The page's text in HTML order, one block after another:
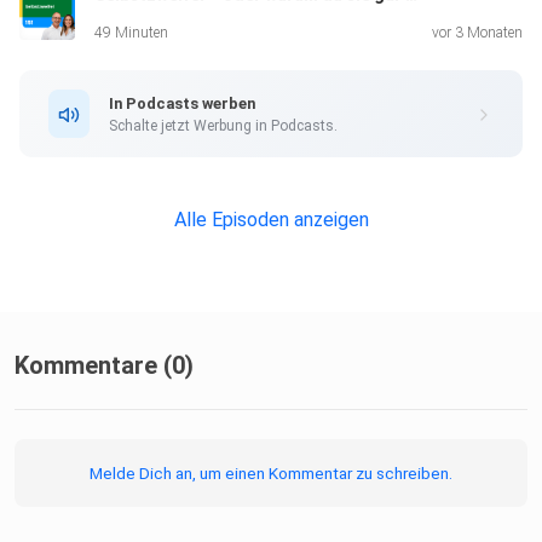
Was grüne Begegnungen mit Konfliktlösung zu tun haben?
Wie begegnest du dir oder anderen gerade?
49 Minuten vor 3 Monaten
In Podcasts werben
Schalte jetzt Werbung in Podcasts.
Alle Episoden anzeigen
Kommentare (0)
Melde Dich an, um einen Kommentar zu schreiben.